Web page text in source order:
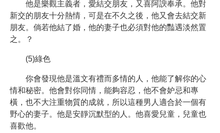
他是樂觀主義者，愛結交朋友，又喜阿諛奉承。他對
新交的朋友十分熱情，可是在不久之後，他又會去結交新
朋友。倘若他結了婚，他的妻子也必須對他的豔遇淡然置
之。？
(5)綠色
你會發現他是溫文有禮而多情的人，他能了解你的心
情和秘密。他會對你同情，能夠容忍，他不會妒忌和專
橫，也不大注重物質的成就，所以這種男人適合於一個有
野心的妻子。他是安靜沉默型的人。他喜愛兒童，兒童也
喜歡他。